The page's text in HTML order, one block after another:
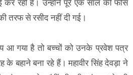
कर रही हैं। उन्होंने पूरे एक साल की फीस
तरफ से रसीद नहीं दी गई।
आ गया है तो बच्चों को उनके प्रवेश पत्र
के बहाने बना रहे हैं। महावीर सिंह देवड़ा ने